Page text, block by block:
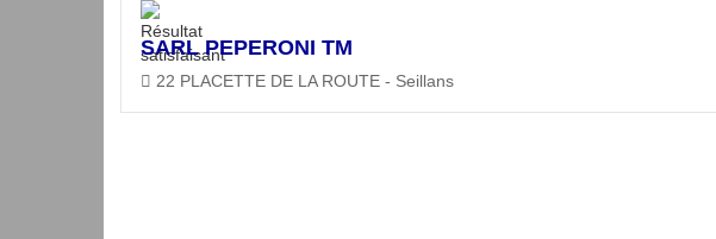
SARL PEPERONI TM
22 PLACETTE DE LA ROUTE - Seillans